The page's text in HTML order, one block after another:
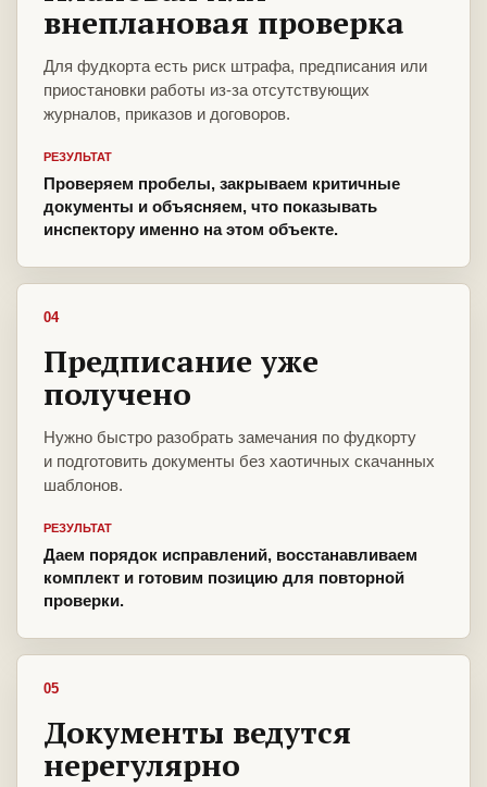
внеплановая проверка
Для фудкорта есть риск штрафа, предписания или
приостановки работы из-за отсутствующих
журналов, приказов и договоров.
РЕЗУЛЬТАТ
Проверяем пробелы, закрываем критичные
документы и объясняем, что показывать
инспектору именно на этом объекте.
04
Предписание уже
получено
Нужно быстро разобрать замечания по фудкорту
и подготовить документы без хаотичных скачанных
шаблонов.
РЕЗУЛЬТАТ
Даем порядок исправлений, восстанавливаем
комплект и готовим позицию для повторной
проверки.
05
Документы ведутся
нерегулярно